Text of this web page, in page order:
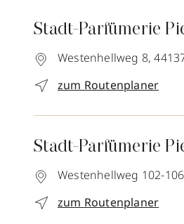
Stadt-Parfümerie
Westenhellweg 8,
zum Routenplaner
Stadt-Parfümerie
Westenhellweg 102-
zum Routenplaner